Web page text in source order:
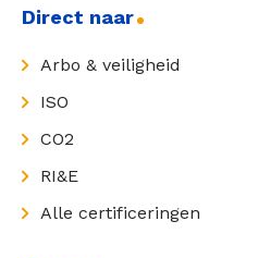
Direct naar
Arbo & veiligheid
ISO
CO2
RI&E
Alle certificeringen